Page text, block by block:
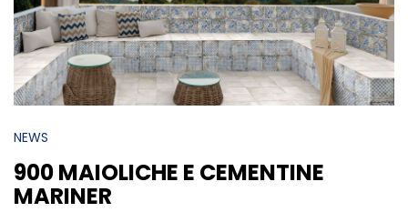
NEWS
900 MAIOLICHE E CEMENTINE
MARINER